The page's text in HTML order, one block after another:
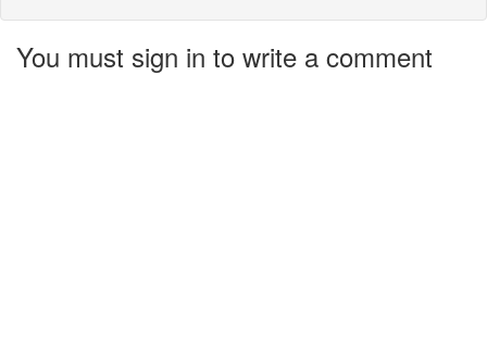
You must sign in to write a comment